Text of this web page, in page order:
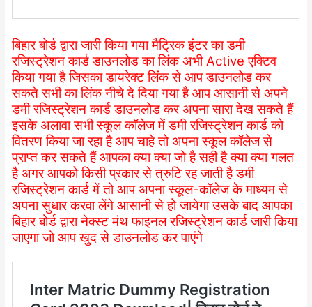
बिहार बोर्ड द्वारा जारी किया गया मैट्रिक इंटर का डमी
रजिस्ट्रेशन कार्ड डाउनलोड का लिंक अभी Active एक्टिव
किया गया है जिसका डायरेक्ट लिंक से आप डाउनलोड कर
सकते सभी का लिंक नीचे दे दिया गया है आप आसानी से अपने
डमी रजिस्ट्रेशन कार्ड डाउनलोड कर अपना सारा देख सकते हैं
इसके अलावा सभी स्कूल कॉलेज में डमी रजिस्ट्रेशन कार्ड को
वितरण किया जा रहा है आप चाहे तो अपना स्कूल कॉलेज से
प्राप्त कर सकते हैं आपका क्या क्या जो है सही है क्या क्या गलत
है अगर आपको किसी प्रकार से त्रुटि रह जाती है डमी
रजिस्ट्रेशन कार्ड में तो आप अपना स्कूल-कॉलेज के माध्यम से
अपना सुधार करवा लेंगे आसानी से हो जायेगा उसके बाद आपका
बिहार बोर्ड द्वारा नेक्स्ट मंथ फाइनल रजिस्ट्रेशन कार्ड जारी किया
जाएगा जो आप खुद से डाउनलोड कर पाएंगे